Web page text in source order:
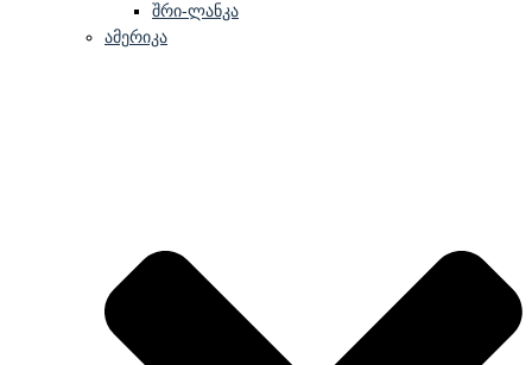
შრი-ლანკა
ამერიკა